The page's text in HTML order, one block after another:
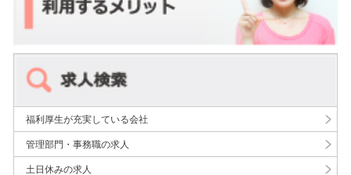
福利厚生が充実している会社
管理部門・事務職の求人
土日休みの求人